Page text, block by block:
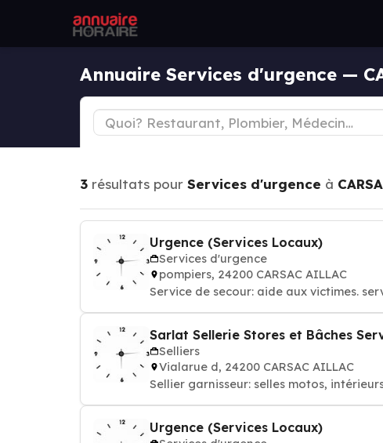
Annuaire Services d'urgence —
3 résultats pour Services d'urgence à
Urgence (Services Locaux)
Services d'urgence
pompiers, 24200 CARSAC AILLAC
Service de secour: aide
Sarlat Sellerie Stores et Bâches
Selliers
Vialarue d, 24200 CARSAC AILLAC
Sellier garnisseur: selles motos,
Urgence (Services Locaux)